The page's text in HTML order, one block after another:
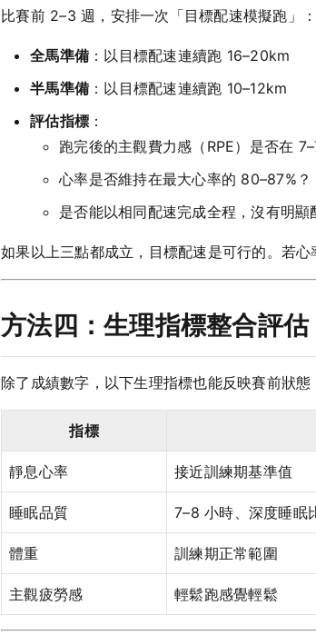
比賽前 2–3 週，安排一次「目標配速模擬跑」：
全馬準備 ：以目標配速連續跑 16–20km
半馬準備 ：以目標配速連續跑 10–12km
評估指標 ：
跑完後的主觀費力感（RPE）是否在
心率是否維持在最大心率的 80–87%？
是否能以相同配速完成全程，沒有明顯
如果以上三點都成立，目標配速是可行的。若
方法四：生理指標整合評估
除了成績數字，以下生理指標也能反映賽前狀態
指標
靜息心率 接近訓練期基準值
睡眠品質 7–8 小時、深度睡眠
體重 訓練期正常範圍
主觀疲勞感 輕鬆跑感覺輕鬆